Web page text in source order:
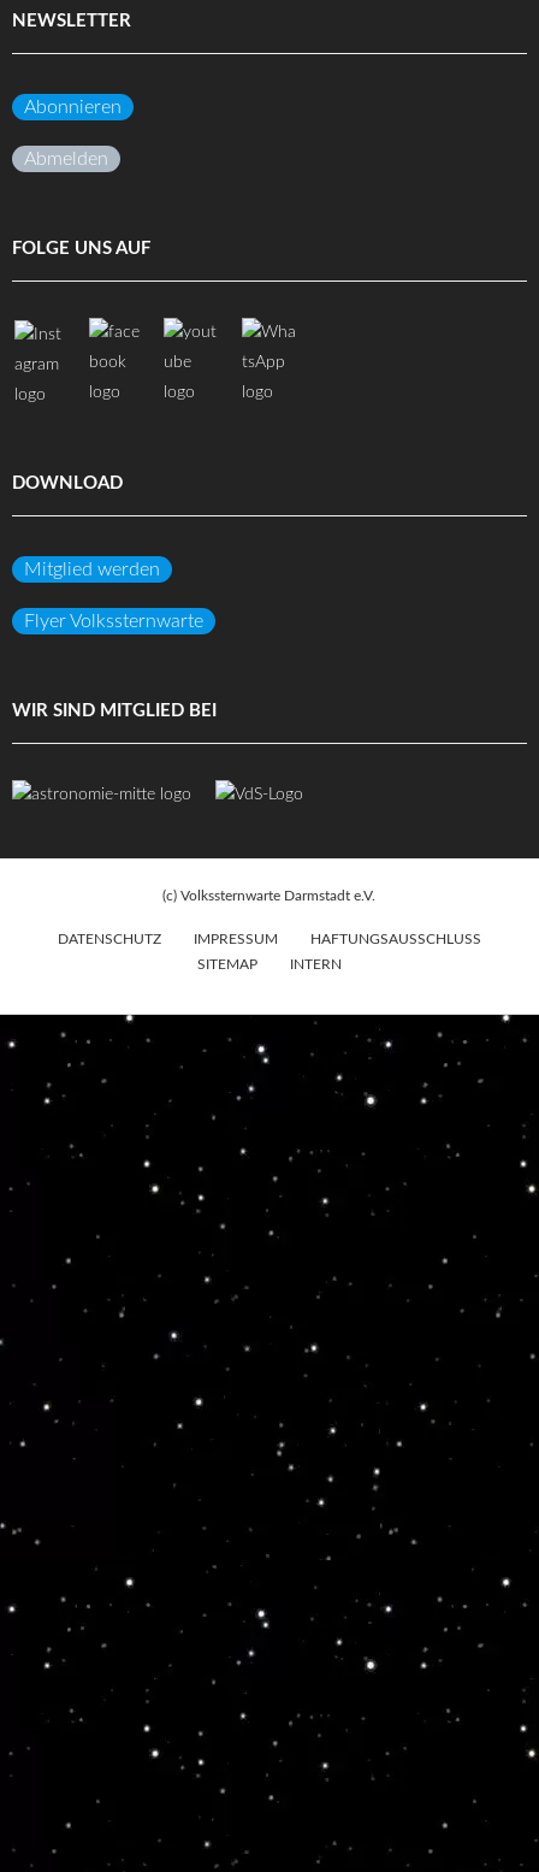
NEWSLETTER
Abonnieren
Abmelden
FOLGE UNS AUF
DOWNLOAD
Mitglied werden
Flyer Volkssternwarte
WIR SIND MITGLIED BEI
(c) Volkssternwarte Darmstadt e.V.
DATENSCHUTZ IMPRESSUM
HAFTUNGSAUSSCHLUSS
SITEMAP
INTERN